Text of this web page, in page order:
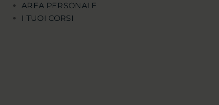
AREA PERSONALE
I TUOI CORSI